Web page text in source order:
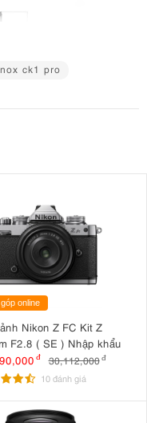
của chân đèn
đèn CK1 Pro +
ck1 pro
online
Nikon Z FC Kit Z
F2.8 ( SE ) Nhập khẩu
đ 30,112,000 đ
10 đánh giá